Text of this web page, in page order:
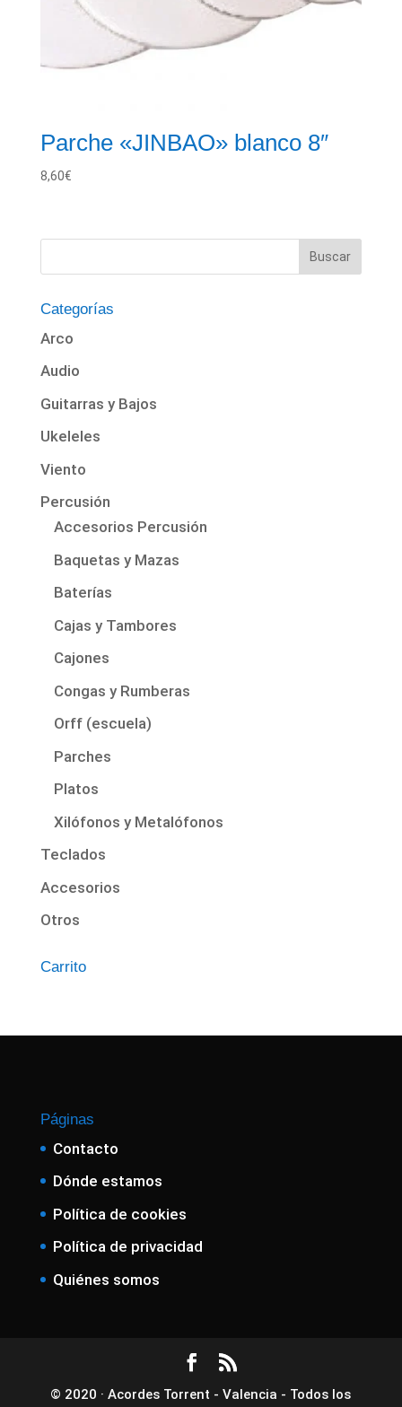
Parche «JINBAO» blanco 8″
8,60€
Categorías
Arco
Audio
Guitarras y Bajos
Ukeleles
Viento
Percusión
Accesorios Percusión
Baquetas y Mazas
Baterías
Cajas y Tambores
Cajones
Congas y Rumberas
Orff (escuela)
Parches
Platos
Xilófonos y Metalófonos
Teclados
Accesorios
Otros
Carrito
Páginas
Contacto
Dónde estamos
Política de cookies
Política de privacidad
Quiénes somos
© 2020 · Acordes Torrent - Valencia - Todos los